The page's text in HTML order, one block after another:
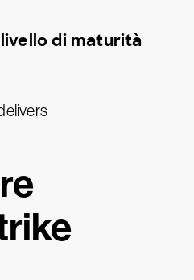
di maturità